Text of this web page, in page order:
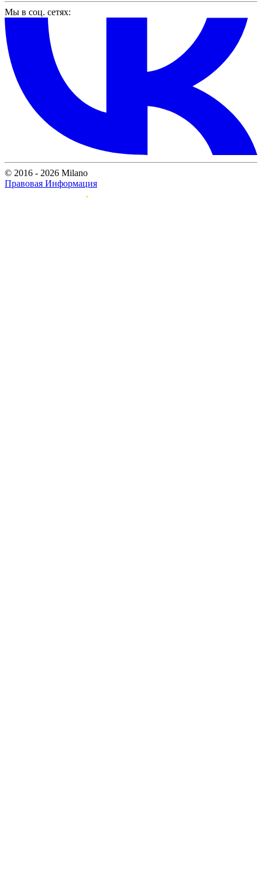
Мы в соц. сетях:
© 2016 - 2026 Milano
Правовая Информация